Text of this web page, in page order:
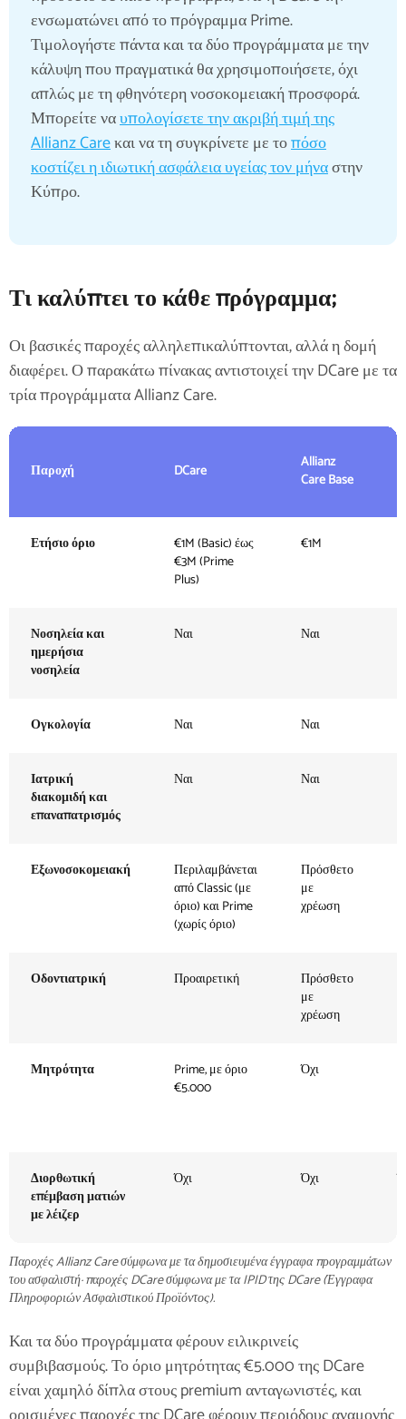
ενσωματώνει από το πρόγραμμα Prime.
Τιμολογήστε πάντα και τα δύο προγράμματα με την
κάλυψη που πραγματικά θα χρησιμοποιήσετε, όχι
απλώς με τη φθηνότερη νοσοκομειακή προσφορά.
Μπορείτε ναυπολογίσετε την ακριβή τιμή της
Allianz Careκαι να τη συγκρίνετε με τοπόσο
κοστίζει η ιδιωτική ασφάλεια υγείας τον μήναστην
Κύπρο.
Τι καλύπτει το κάθε πρόγραμμα;
Οι βασικές παροχές αλληλεπικαλύπτονται, αλλά η δομή
διαφέρει. Ο παρακάτω πίνακας αντιστοιχεί την DCare με τα
τρία προγράμματα Allianz Care.
Παροχή DCare
Allianz
Care Base
Ετήσιο όριο
€1M (Basic) έως
€3M (Prime
Plus)
€1M
Νοσηλεία και
ημερήσια
νοσηλεία
Ναι Ναι
Ογκολογία Ναι Ναι
Ιατρική
διακομιδή και
επαναπατρισμός
Ναι Ναι
Εξωνοσοκομειακή
Περιλαμβάνεται
από Classic (με
όριο) και Prime
(χωρίς όριο)
Πρόσθετο
με
χρέωση
Οδοντιατρική Προαιρετική
Πρόσθετο
με
χρέωση
Μητρότητα
Prime, με όριο
€5.000
Όχι
Διορθωτική
επέμβαση ματιών
με λέιζερ
Όχι Όχι
Παροχές Allianz Care σύμφωνα με τα δημοσιευμένα έγγραφα προγραμμάτων
του ασφαλιστή· παροχές DCare σύμφωνα με τα IPID της DCare (Έγγραφα
Πληροφοριών Ασφαλιστικού Προϊόντος).
Και τα δύο προγράμματα φέρουν ειλικρινείς
συμβιβασμούς. Το όριο μητρότητας €5.000 της DCare
είναι χαμηλό δίπλα στους premium ανταγωνιστές, και